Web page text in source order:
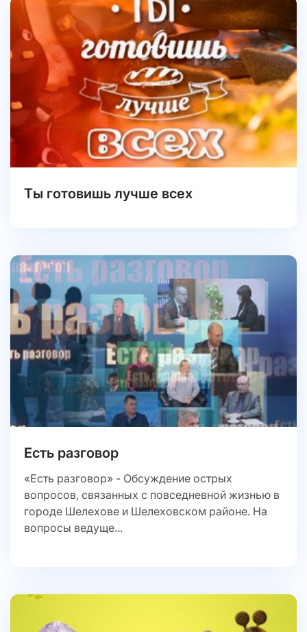
Ты готовишь лучше всех
Есть разговор
«Есть разговор» - Обсуждение острых
вопросов, связанных с повседневной жизнью в
городе Шелехове и Шелеховском районе. На
вопросы ведуще...